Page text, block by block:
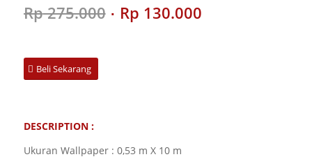
Rp275.000 Original
price
Rp 130.000Current
Beli Sekarang
DESCRIPTION :
Ukuran Wallpaper : 0,53 m X 10 m